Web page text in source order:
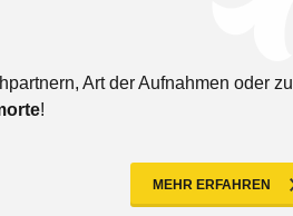
Art der Aufnahmen oder zu
!
MEHR ERFAHREN